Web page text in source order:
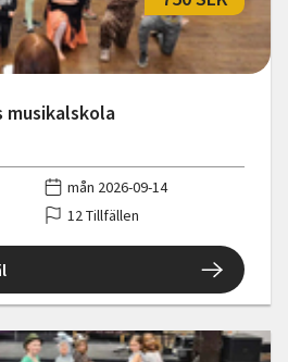
musikalskola
mån 2026-09-14
12 Tillfällen